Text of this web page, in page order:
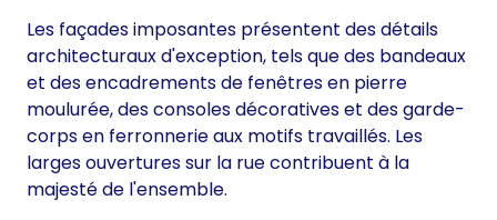
Les façades imposantes présentent des détails
architecturaux d'exception, tels que des bandeaux
et des encadrements de fenêtres en pierre
moulurée, des consoles décoratives et des garde-
corps en ferronnerie aux motifs travaillés. Les
larges ouvertures sur la rue contribuent à la
majesté de l'ensemble.